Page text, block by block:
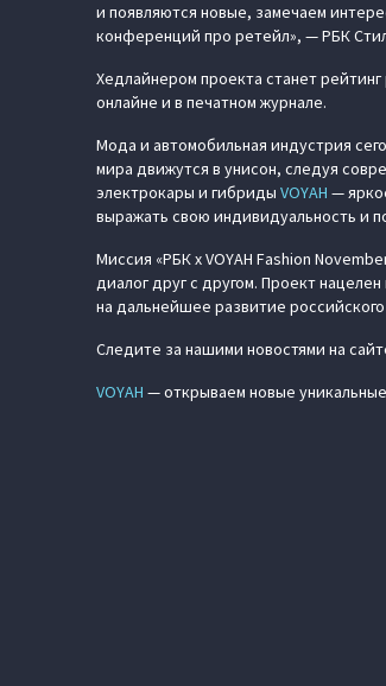
и появляются новые, замечаем
конференций про ретейл», — РБК
Хедлайнером проекта станет
онлайне и в печатном журнале.
Мода и автомобильная индустрия
мира движутся в унисон, следуя
электрокары и гибриды VOYAH —
выражать свою индивидуальность и
Миссия «РБК x VOYAH Fashion
диалог друг с другом. Проект
на дальнейшее развитие
Следите за нашими новостями на
VOYAH — открываем новые